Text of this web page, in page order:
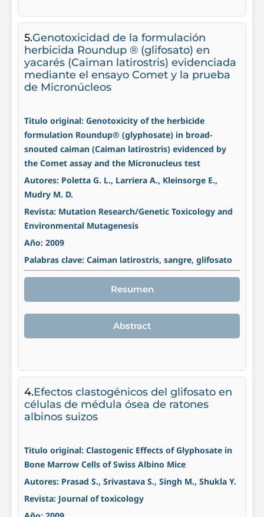
5.Genotoxicidad de la formulación
herbicida Roundup ® (glifosato) en
yacarés (Caiman latirostris) evidenciada
mediante el ensayo Comet y la prueba
de Micronúcleos
Titulo original: Genotoxicity of the herbicide
formulation Roundup® (glyphosate) in broad-
snouted caiman (Caiman latirostris) evidenced by
the Comet assay and the Micronucleus test
Autores: Poletta G. L., Larriera A., Kleinsorge E.,
Mudry M. D.
Revista: Mutation Research/Genetic Toxicology and
Environmental Mutagenesis
Año: 2009
Palabras clave: Caiman latirostris, sangre, glifosato
Resumen
Abstract
4.Efectos clastogénicos del glifosato en
células de médula ósea de ratones
albinos suizos
Titulo original: Clastogenic Effects of Glyphosate in
Bone Marrow Cells of Swiss Albino Mice
Autores: Prasad S., Srivastava S., Singh M., Shukla Y.
Revista: Journal of toxicology